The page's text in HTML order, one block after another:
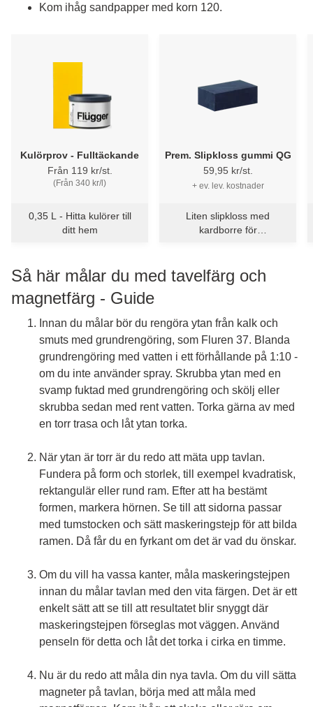
Kom ihåg sandpapper med korn 120.
Kulörprov - Fulltäckande
Från 119 kr/st.
(Från 340 kr/l)
0,35 L - Hitta kulörer till
ditt hem
Prem. Slipkloss gummi QG
59,95 kr/st.
+ ev. lev. kostnader
Liten slipkloss med
kardborre för
Så här målar du med tavelfärg och
magnetfärg - Guide
Innan du målar bör du rengöra ytan från kalk och
smuts med grundrengöring, som Fluren 37. Blanda
grundrengöring med vatten i ett förhållande på 1:10 -
om du inte använder spray. Skrubba ytan med en
svamp fuktad med grundrengöring och skölj eller
skrubba sedan med rent vatten. Torka gärna av med
en torr trasa och låt ytan torka.
När ytan är torr är du redo att mäta upp tavlan.
Fundera på form och storlek, till exempel kvadratisk,
rektangulär eller rund ram. Efter att ha bestämt
formen, markera hörnen. Se till att sidorna passar
med tumstocken och sätt maskeringstejp för att bilda
ramen. Då får du en fyrkant om det är vad du önskar.
Om du vill ha vassa kanter, måla maskeringstejpen
innan du målar tavlan med den vita färgen. Det är ett
enkelt sätt att se till att resultatet blir snyggt där
maskeringstejpen förseglas mot väggen. Använd
penseln för detta och låt det torka i cirka en timme.
Nu är du redo att måla din nya tavla. Om du vill sätta
magneter på tavlan, börja med att måla med